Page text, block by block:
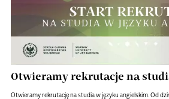
Otwieramy rekrutacje na
Otwieramy rekrutację na studia w języku angielskim. Od